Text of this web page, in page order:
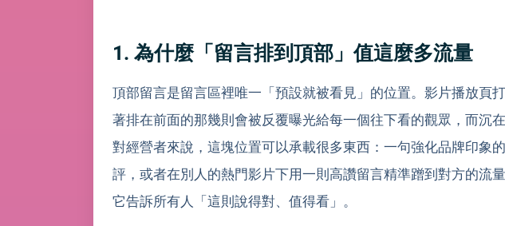
1. 為什麼「留言排到頂部」值這麼多流量
頂部留言是留言區裡唯一「預設就被看見」的位置。影片播放頁
著排在前面的那幾則會被反覆曝光給每一個往下看的觀眾，而沉
對經營者來說，這塊位置可以承載很多東西：一句強化品牌印象
評，或者在別人的熱門影片下用一則高讚留言精準蹭到對方的
它告訴所有人「這則說得對、值得看」。